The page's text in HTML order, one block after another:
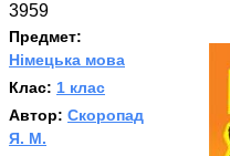
3959
Предмет:
Німецька мова
Клас: 1 клас
Автор: Скоропад
Я. М.